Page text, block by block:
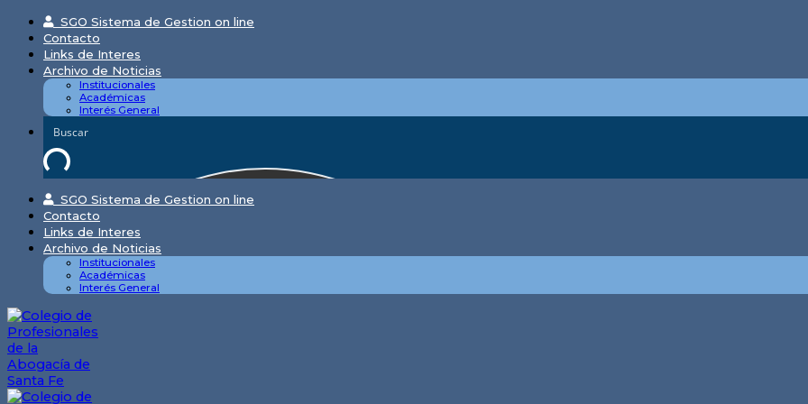
Skip
content
SGO Sistema de Gestion on line
Contacto
Links de Interes
Archivo de Noticias
Institucionales
Académicas
Interés General
SGO Sistema de Gestion on line
Contacto
Links de Interes
Archivo de Noticias
Institucionales
Académicas
Interés General